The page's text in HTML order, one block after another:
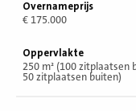
Overnameprijs
€ 175.000
Oppervlakte
250 m² (100 zitplaatsen
50 zitplaatsen buiten)